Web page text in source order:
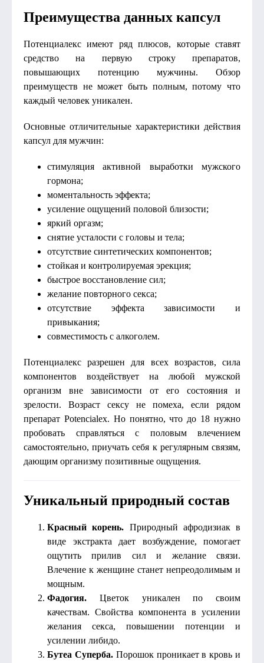
Преимущества данных капсул
Потенциалекс имеют ряд плюсов, которые ставят
средство на первую строку препаратов,
повышающих потенцию мужчины. Обзор
преимуществ не может быть полным, потому что
каждый человек уникален.
Основные отличительные характеристики действия
капсул для мужчин:
стимуляция активной выработки мужского
гормона;
моментальность эффекта;
усиление ощущений половой близости;
яркий оргазм;
снятие усталости с головы и тела;
отсутствие синтетических компонентов;
стойкая и контролируемая эрекция;
быстрое восстановление сил;
желание повторного секса;
отсутствие эффекта зависимости и
привыкания;
совместимость с алкоголем.
Потенциалекс разрешен для всех возрастов, сила
компонентов воздействует на любой мужской
организм вне зависимости от его состояния и
зрелости. Возраст сексу не помеха, если рядом
препарат Potencialex. Но понятно, что до 18 нужно
пробовать справляться с половым влечением
самостоятельно, приучать себя к регулярным связям,
дающим организму позитивные ощущения.
Уникальный природный состав
Красный корень. Природный афродизиак в
виде экстракта дает возбуждение, помогает
ощутить прилив сил и желание связи.
Влечение к женщине станет непреодолимым и
мощным.
Фадогия. Цветок уникален по своим
качествам. Свойства компонента в усилении
желания секса, повышении потенции и
усилении либидо.
Бутеа Суперба.Порошок проникает в кровь и